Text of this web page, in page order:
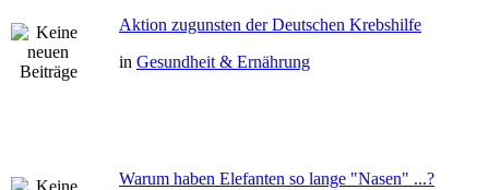
Aktion zugunsten der Deutschen Krebshilfe
in Gesundheit & Ernährung
Warum haben Elefanten so lange "Nasen" ...?